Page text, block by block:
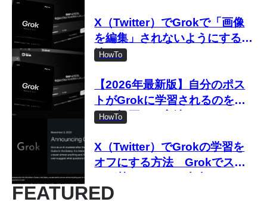
X（Twitter）でGrokで「画像
を編集」されないようにする方
法HowTo
【2026年最新版】自分のポス
トがGrokに学習されるのをオ
フ・拒否する方法
HowTo
X（Twitter）でGrokの学習を
オフにする方法 Grokでスマ
FEATURED